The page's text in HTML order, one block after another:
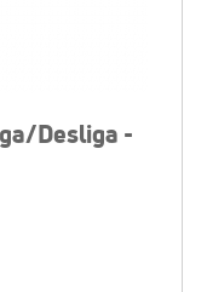
Desliga -